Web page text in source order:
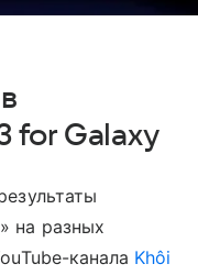
for Galaxy
на разных
канала Khôi